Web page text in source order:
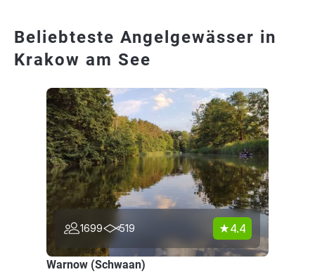
Beliebteste Angelgewässer in
Krakow am See
1699 519 4.4
Warnow (Schwaan)